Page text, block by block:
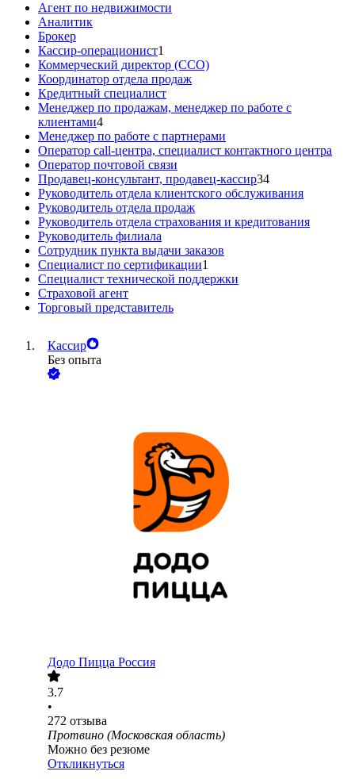
Агент по недвижимости
Аналитик
Брокер
Кассир-операционист1
Коммерческий директор (CCO)
Координатор отдела продаж
Кредитный специалист
Менеджер по продажам, менеджер по работе с
клиентами4
Менеджер по работе с партнерами
Оператор call-центра, специалист контактного центра
Оператор почтовой связи
Продавец-консультант, продавец-кассир34
Руководитель отдела клиентского обслуживания
Руководитель отдела продаж
Руководитель отдела страхования и кредитования
Руководитель филиала
Сотрудник пункта выдачи заказов
Специалист по сертификации1
Специалист технической поддержки
Страховой агент
Торговый представитель
Кассир
Без опыта
Додо Пицца Россия
3.7
•
272 отзыва
Протвино (Московская область)
Можно без резюме
Откликнуться